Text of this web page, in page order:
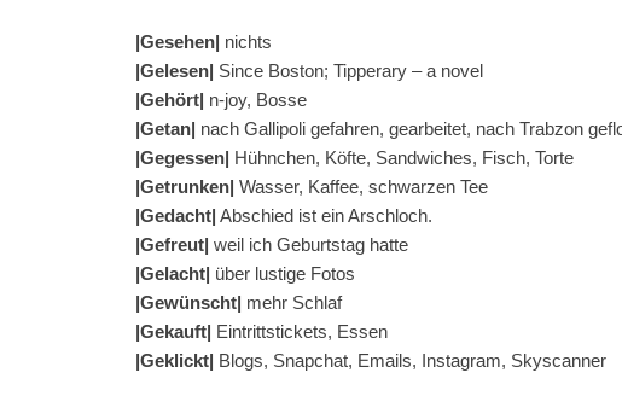
|Gesehen| nichts
|Gelesen| Since Boston; Tipperary – a novel
|Gehört| n-joy, Bosse
|Getan| nach Gallipoli gefahren, gearbeitet, nach Trabzon
|Gegessen| Hühnchen, Köfte, Sandwiches, Fisch, Torte
|Getrunken| Wasser, Kaffee, schwarzen Tee
|Gedacht| Abschied ist ein Arschloch.
|Gefreut| weil ich Geburtstag hatte
|Gelacht| über lustige Fotos
|Gewünscht| mehr Schlaf
|Gekauft| Eintrittstickets, Essen
|Geklickt| Blogs, Snapchat, Emails, Instagram, Skyscanner